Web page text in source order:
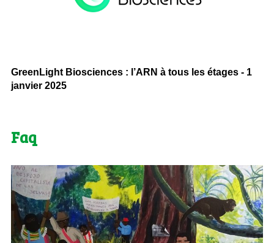
GreenLight Biosciences : l’ARN à tous les étages - 1
janvier 2025
Faq